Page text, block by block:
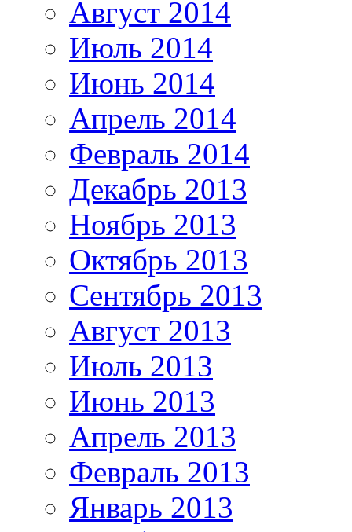
Август 2014
Июль 2014
Июнь 2014
Апрель 2014
Февраль 2014
Декабрь 2013
Ноябрь 2013
Октябрь 2013
Сентябрь 2013
Август 2013
Июль 2013
Июнь 2013
Апрель 2013
Февраль 2013
Январь 2013